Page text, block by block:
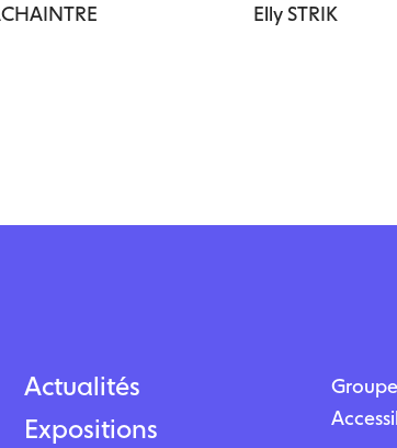
Elly STRIK
Actualités
Expositions